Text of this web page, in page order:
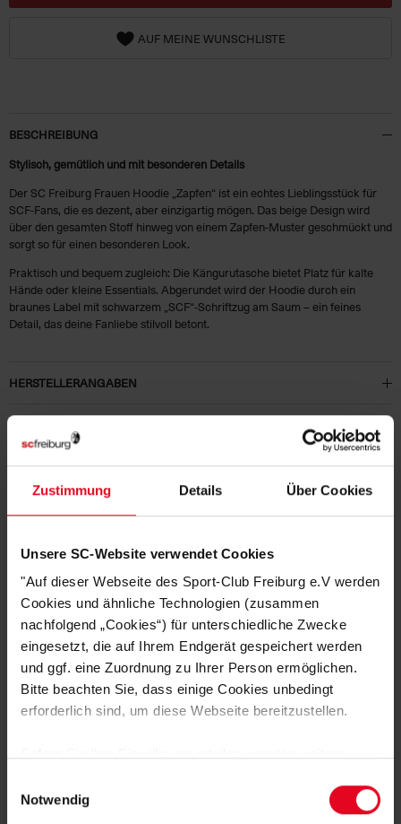
Zustimmung Details Über Cookies
Unsere SC-Website verwendet Cookies
"Auf dieser Webseite des Sport-Club Freiburg e.V werden
Cookies und ähnliche Technologien (zusammen
nachfolgend „Cookies“) für unterschiedliche Zwecke
eingesetzt, die auf Ihrem Endgerät gespeichert werden
und ggf. eine Zuordnung zu Ihrer Person ermöglichen.
Bitte beachten Sie, dass einige Cookies unbedingt
erforderlich sind, um diese Webseite bereitzustellen.
Daten von Ihnen (z.B. persönlichen Identifikatoren oder
IP-Adressen) verarbeitet werden. Durch Klicken auf den
Notwendig
AUF MEINE WUNSCHLISTE
BESCHREIBUNG
Stylisch, gemütlich und mit besonderen Details
Der SC Freiburg Frauen Hoodie „Zapfen“ ist ein echtes Lieblingsstück für
SCF-Fans, die es dezent, aber einzigartig mögen. Das beige Design wird
über den gesamten Stoff hinweg von einem Zapfen-Muster geschmückt und
sorgt so für einen besonderen Look.
Praktisch und bequem zugleich: Die Kängurutasche bietet Platz für kalte
Hände oder kleine Essentials. Abgerundet wird der Hoodie durch ein
braunes Label mit schwarzem „SCF“-Schriftzug am Saum – ein feines
Detail, das deine Fanliebe stilvoll betont.
HERSTELLERANGABEN
Logistiknummer: EM001786-001
DAS KÖNNTE DIR AUCH
GEFALLEN
SALE